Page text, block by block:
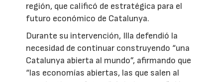
región, que calificó de estratégica para el
futuro económico de Catalunya.
Durante su intervención, Illa defendió la
necesidad de continuar construyendo “una
Catalunya abierta al mundo”, afirmando que
“las economías abiertas, las que salen al